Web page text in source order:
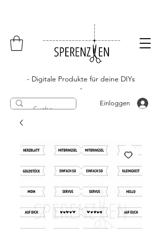
- Digitale Produkte für deine DIYs
-
Einloggen